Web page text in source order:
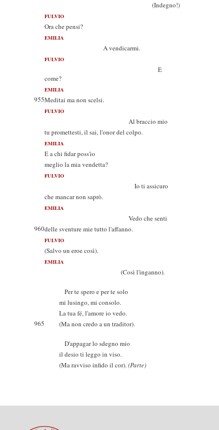
(Indegno!)
FULVIO
Ora che pensi?
EMILIA
A vendicarmi.
FULVIO
E
come?
EMILIA
955Meditai ma non scelsi.
FULVIO
Al braccio mio
tu promettesti, il sai, l'onor del colpo.
EMILIA
E a chi fidar poss'io
meglio la mia vendetta?
FULVIO
Io ti assicuro
che mancar non saprò.
EMILIA
Vedo che senti
960delle sventure mie tutto l'affanno.
FULVIO
(Salvo un eroe così).
EMILIA
(Così l'inganno).
Per te spero e per te solo
mi lusingo, mi consolo.
La tua fé, l'amore io vedo.
965
(Ma non credo a un traditor).
D'appagar lo sdegno mio
il desio ti leggo in viso.
(Ma ravviso infido il cor).(Parte)